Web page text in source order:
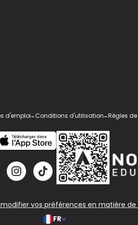
d'emploi-Conditions d'utilisation-Règles
vos préférences en matière de
FR